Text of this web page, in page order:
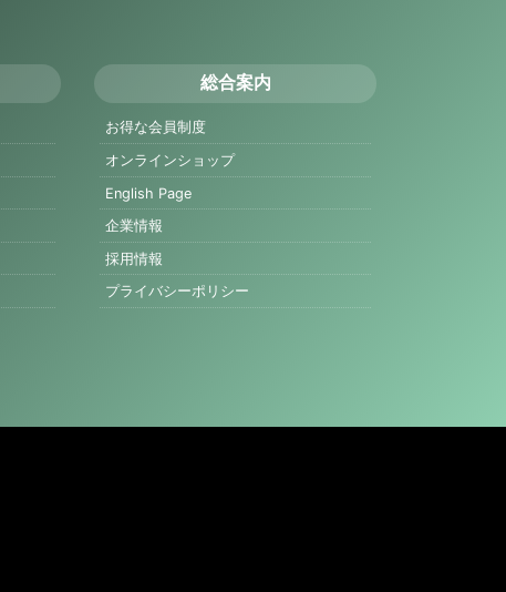
総合案内
お得な会員制度
オンラインショップ
English Page
企業情報
採用情報
プライバシーポリシー